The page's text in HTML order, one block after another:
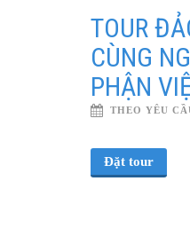
TOUR
CÙNG
PHẬN
THEO YÊU
Đặt tour